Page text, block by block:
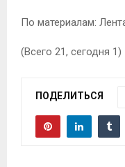
По материалам:
(Всего 21, сегодня 1)
ПОДЕЛИТЬСЯ